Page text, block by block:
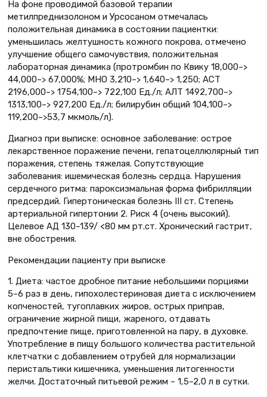
На фоне проводимой базовой терапии
метилпреднизолоном и Урсосаном отмечалась
положительная динамика в состоянии пациентки:
уменьшилась желтушность кожного покрова, отмечено
улучшение общего самочувствия, положительная
лабораторная динамика (протромбин по Квику 18,000–>
44,000–> 67,000%; МНО 3,210–> 1,640–> 1,250; АСТ
2196,000–> 1754,100–> 722,100 Ед./л; АЛТ 1492,700–>
1313,100–> 927,200 Ед./л; билирубин общий 104,100–>
119,200–>53,7 мкмоль/л).
Диагноз при выписке: основное заболевание: острое
лекарственное поражение печени, гепатоцеллюлярный тип
поражения, степень тяжелая. Сопутствующие
заболевания: ишемическая болезнь сердца. Нарушения
сердечного ритма: пароксизмальная форма фибрилляции
предсердий. Гипертоническая болезнь III ст. Степень
артериальной гипертонии 2. Риск 4 (очень высокий).
Целевое АД 130–139/ <80 мм рт.ст. Хронический гастрит,
вне обострения.
Рекомендации пациенту при выписке
1. Диета: частое дробное питание небольшими порциями
5–6 раз в день, гипохолестериновая диета с исключением
копченостей, тугоплавких жиров, острых приправ,
ограничение жирной пищи, жареного, отдавать
предпочтение пище, приготовленной на пару, в духовке.
Употребление в пищу большого количества растительной
клетчатки с добавлением отрубей для нормализации
перистальтики кишечника, уменьшения литогенности
желчи. Достаточный питьевой режим – 1,5–2,0 л в сутки.